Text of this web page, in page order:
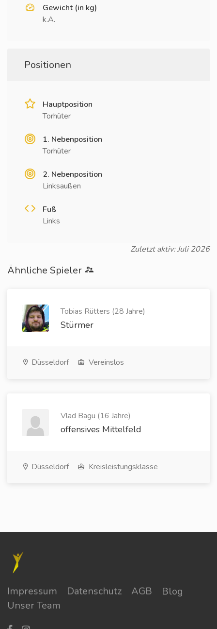
Gewicht (in kg)
k.A.
Positionen
Hauptposition
Torhüter
1. Nebenposition
Torhüter
2. Nebenposition
Linksaußen
Fuß
Links
Zuletzt aktiv: Juli 2026
Ähnliche Spieler
Tobias Rütters (28 Jahre)
Stürmer
Düsseldorf Vereinslos
Vlad Bagu (16 Jahre)
offensives Mittelfeld
Düsseldorf Kreisleistungsklasse
Impressum Datenschutz AGB
Blog
Unser Team